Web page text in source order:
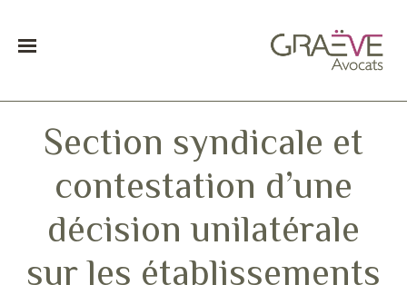
Section syndicale et
contestation d’une
décision unilatérale
sur les établissements